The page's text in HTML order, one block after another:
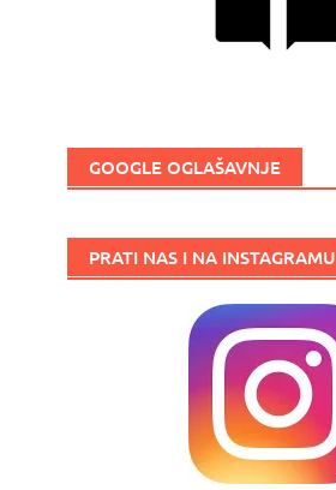
GOOGLE OGLAŠAVNJE
PRATI NAS I NA INSTAGRAMU